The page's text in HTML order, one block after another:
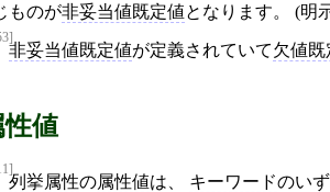
ものが非妥当値既定値となります。 (明
非妥当値既定値が定義されていて欠値既
値
列挙属性の属性値は、 キーワードのい